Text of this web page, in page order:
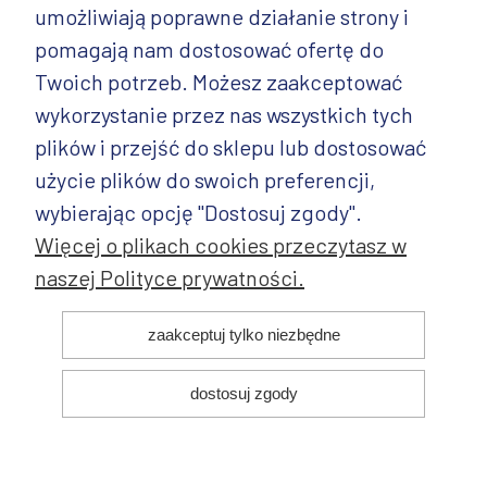
INFORMACJE
PRODUKTY CD.
POZOSTAŁE
umożliwiają poprawne działanie strony i
pomagają nam dostosować ofertę do
Twoich potrzeb. Możesz zaakceptować
wykorzystanie przez nas wszystkich tych
plików i przejść do sklepu lub dostosować
użycie plików do swoich preferencji,
wybierając opcję "Dostosuj zgody".
Więcej o plikach cookies przeczytasz w
naszej Polityce prywatności.
zaakceptuj tylko niezbędne
dostosuj zgody